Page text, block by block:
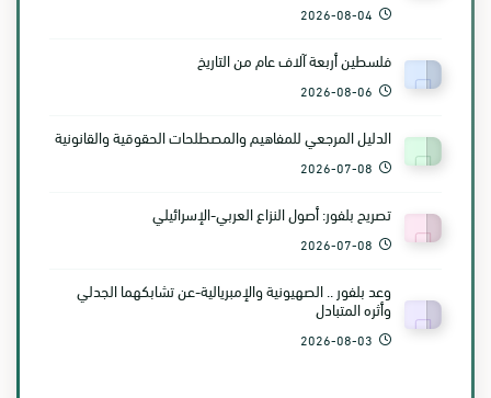
2026-08-04
فلسطين أربعة آلاف عام من التاريخ
2026-08-06
الدليل المرجعي للمفاهيم والمصطلحات الحقوقية والقانونية
2026-07-08
تصريح بلفور: أصول النزاع العربي-الإسرائيلي
2026-07-08
وعد بلفور .. الصهيونية والإمبريالية-عن تشابكهما الجدلي
وأثره المتبادل
2026-08-03